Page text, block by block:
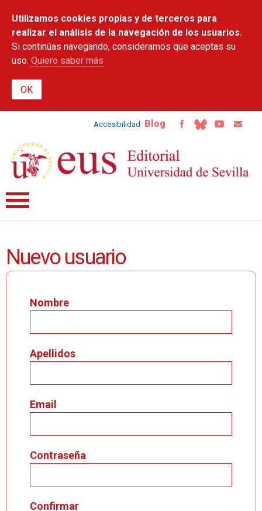
contenido
principal
Utilizamos cookies propias y de terceros para
realizar el análisis de la navegación de los usuarios.
Si continúas navegando, consideramos que aceptas su
uso. Quiero saber más
Accesibilidad Blog
Nuevo usuario
Nombre
Apellidos
Email
Contraseña
Confirmar